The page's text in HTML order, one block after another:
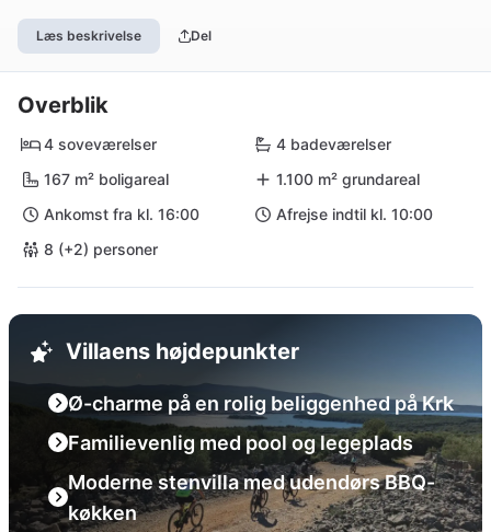
Læs beskrivelse Del
Overblik
4 soveværelser
4 badeværelser
167 m² boligareal
1.100 m² grundareal
Ankomst fra kl. 16:00
Afrejse indtil kl. 10:00
8 (+2) personer
Villaens højdepunkter
Ø-charme på en rolig beliggenhed på Krk
Familievenlig med pool og legeplads
Moderne stenvilla med udendørs BBQ-
køkken